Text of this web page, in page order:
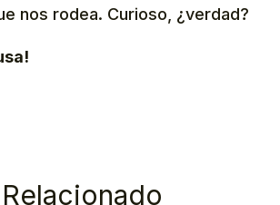
nos rodea. Curioso, ¿verdad?
Relacionado